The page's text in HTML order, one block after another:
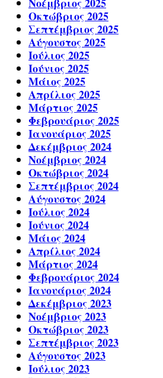
Οκτώβριος 2025
Σεπτέμβριος 2025
Αύγουστος 2025
Ιούλιος 2025
Ιούνιος 2025
Μάιος 2025
Απρίλιος 2025
Μάρτιος 2025
Φεβρουάριος 2025
Ιανουάριος 2025
Δεκέμβριος 2024
Νοέμβριος 2024
Οκτώβριος 2024
Σεπτέμβριος 2024
Αύγουστος 2024
Ιούλιος 2024
Ιούνιος 2024
Μάιος 2024
Απρίλιος 2024
Μάρτιος 2024
Φεβρουάριος 2024
Ιανουάριος 2024
Δεκέμβριος 2023
Νοέμβριος 2023
Οκτώβριος 2023
Σεπτέμβριος 2023
Αύγουστος 2023
Ιούλιος 2023